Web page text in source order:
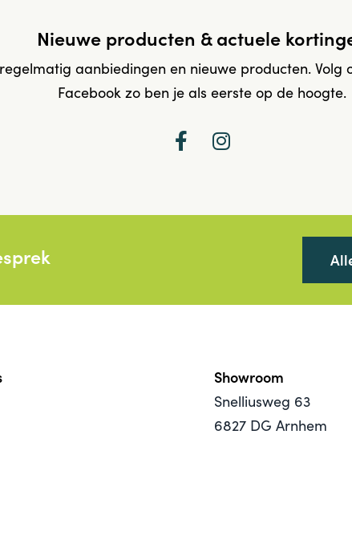
Nieuwe producten & actuele
aanbiedingen en nieuwe producten. Volg
Facebook zo ben je als eerste op de hoogte.
Showroom
Snelliusweg 63
6827 DG Arnhem